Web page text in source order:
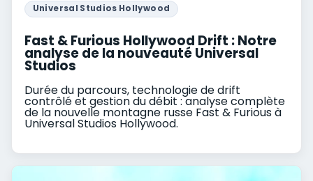
Universal Studios Hollywood
Fast & Furious Hollywood Drift : Notre
analyse de la nouveauté Universal
Studios
Durée du parcours, technologie de drift
contrôlé et gestion du débit : analyse complète
de la nouvelle montagne russe Fast & Furious à
Universal Studios Hollywood.